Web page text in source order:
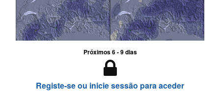
Próximos 6 - 9 dias
Registe-se ou inicie sessão para aceder